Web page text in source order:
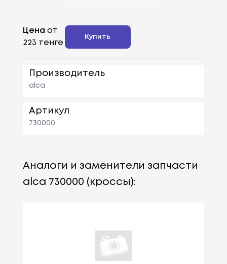
Цена от
223 тенге
Купить
Производитель
alca
Артикул
730000
Аналоги и заменители запчасти
alca 730000 (кроссы):